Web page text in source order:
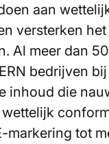
aan
versterken
Al meer dan
bedrijven
inhoud die
markering tot